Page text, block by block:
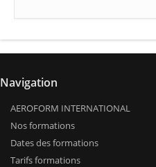
Navigation
AEROFORM INTERNATIONAL
Nos formations
Dates des formations
Tarifs formations